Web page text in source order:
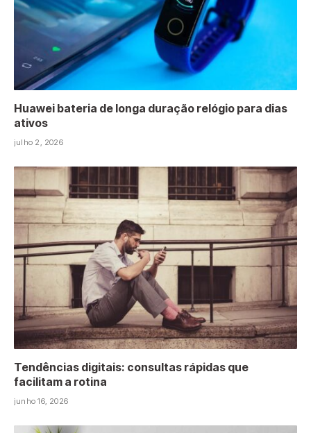
Huawei bateria de longa duração relógio para dias
ativos
julho 2, 2026
Tendências digitais: consultas rápidas que
facilitam a rotina
junho 16, 2026